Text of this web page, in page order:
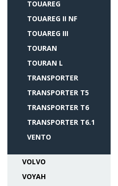
TOUAREG
TOUAREG II NF
TOUAREG III
TOURAN
TOURAN L
TRANSPORTER
TRANSPORTER T5
TRANSPORTER T6
TRANSPORTER T6.1
VENTO
VOLVO
VOYAH